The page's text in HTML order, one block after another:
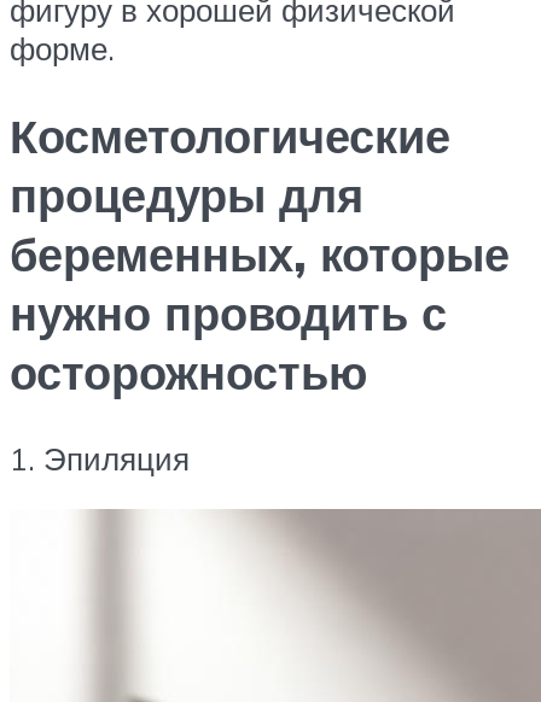
фигуру в хорошей физической
форме.
Косметологические
процедуры для
беременных, которые
нужно проводить с
осторожностью
1. Эпиляция